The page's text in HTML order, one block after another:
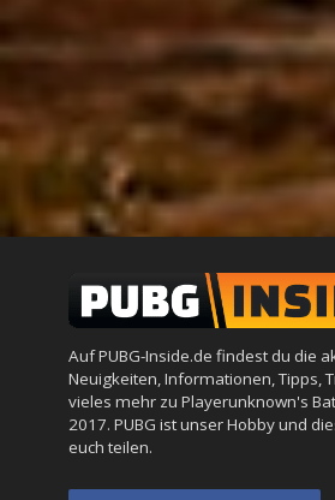
Auf PUBG-Inside.de findest du die
Neuigkeiten, Informationen, Tipps,
vieles mehr zu Playerunknown's
2017. PUBG ist unser Hobby und
euch teilen.